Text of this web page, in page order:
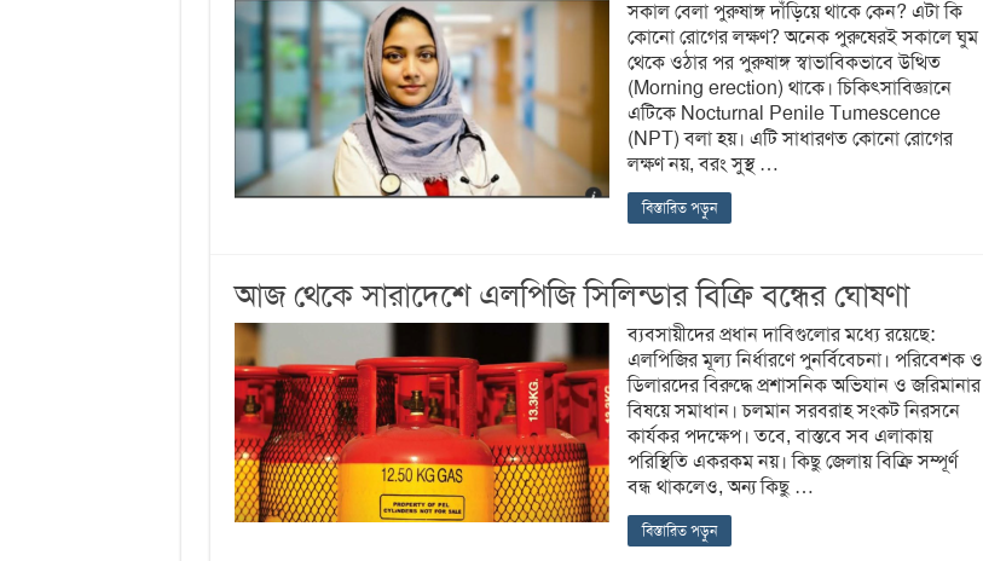
সকাল বেলা পুরুষাঙ্গ দাঁড়িয়ে থাকে কেন? এটা কি
কোনো রোগের লক্ষণ? অনেক পুরুষেরই সকালে ঘুম
থেকে ওঠার পর পুরুষাঙ্গ স্বাভাবিকভাবে উত্থিত
(Morning erection) থাকে। চিকিৎসাবিজ্ঞানে
এটিকে Nocturnal Penile Tumescence
(NPT) বলা হয়। এটি সাধারণত কোনো রোগের
লক্ষণ নয়, বরং সুস্থ …
বিস্তারিত পড়ুন
আজ থেকে সারাদেশে এলপিজি সিলিন্ডার বিক্রি বন্ধের ঘোষণা
ব্যবসায়ীদের প্রধান দাবিগুলোর মধ্যে রয়েছে:
এলপিজির মূল্য নির্ধারণে পুনর্বিবেচনা। পরিবেশক ও
ডিলারদের বিরুদ্ধে প্রশাসনিক অভিযান ও জরিমানার
বিষয়ে সমাধান। চলমান সরবরাহ সংকট নিরসনে
কার্যকর পদক্ষেপ। তবে, বাস্তবে সব এলাকায়
পরিস্থিতি একরকম নয়। কিছু জেলায় বিক্রি সম্পূর্ণ
বন্ধ থাকলেও, অন্য কিছু …
বিস্তারিত পড়ুন